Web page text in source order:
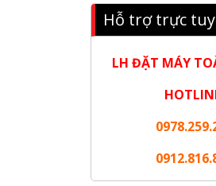
Hội nghị tổng kết
2025 và triển khai
2026 do chi hội tàu
Ninh Bình & kỷ niệm
Hỗ trợ trực
LH ĐẶT MÁY